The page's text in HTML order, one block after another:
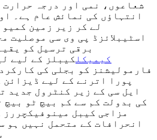
انتہاؤں کی نمائش عام ہے۔
لے کر زیر زمین
اسٹیبلائزڈ پی وی سی موصلیت
برقی ترسیل کو
کیمیکل کیبلز کے لیے
فارمولیشنز کو بجلی کی
پورا اترنے کے لیے
ایل سی کے زیر کنٹرول جدید
کی بدولت کم سے کم بیچ ٹو
مزاجی کیبل مینوفیکچررز
انحرافات کے متحمل نہیں ہو